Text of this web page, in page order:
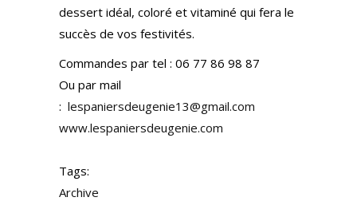
dessert idéal, coloré et vitaminé qui fera le
succès de vos festivités.
Commandes par tel : 06 77 86 98 87
Ou par mail
: lespaniersdeugenie13@gmail.com
www.lespaniersdeugenie.com
Tags:
Archive